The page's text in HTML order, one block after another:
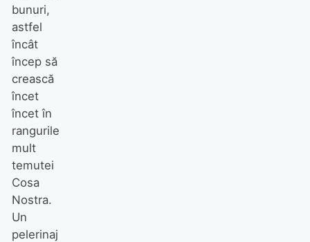
bunuri,
astfel
încât
încep să
crească
încet
încet în
rangurile
mult
temutei
Cosa
Nostra.
Un
pelerinaj